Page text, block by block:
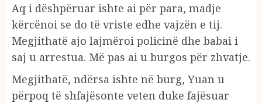
Aq i dëshpëruar ishte ai për para, madje
kërcënoi se do të vriste edhe vajzën e tij.
Megjithatë ajo lajmëroi policinë dhe babai i
saj u arrestua. Më pas ai u burgos për zhvatje.
Megjithatë, ndërsa ishte në burg, Yuan u
përpoq të shfajësonte veten duke fajësuar